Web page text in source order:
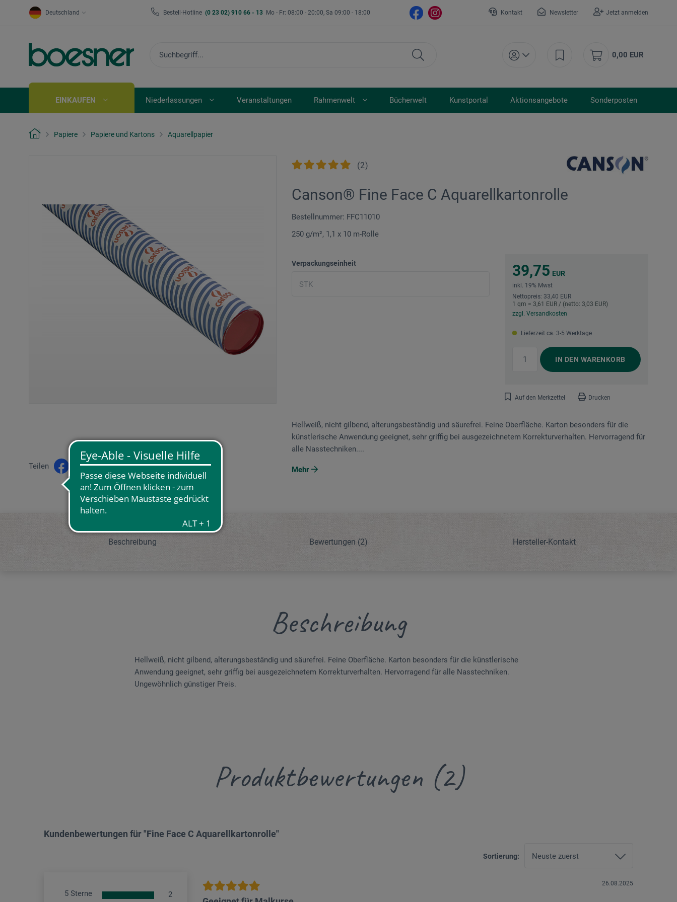
Deutschland Bestell-Hotline (0 23 02) 910 66 - 13 Mo - Fr: 08:00 - 20:00, Sa 09:00 - 18:00 Kontakt Newsletter Jetzt anmelden
0,00 EUR
EINKAUFEN Niederlassungen Veranstaltungen Rahmenwelt Bücherwelt Kunstportal Aktionsangebote Sonderposten
Papiere Papiere und Kartons Aquarellpapier
(2)
Canson® Fine Face C Aquarellkartonrolle
Bestellnummer: FFC11010
250 g/m², 1,1 x 10 m-Rolle
Verpackungseinheit 39,75 EUR
inkl. 19% Mwst
Nettopreis: 33,40 EUR
1 qm = 3,61 EUR / (netto: 3,03 EUR)
zzgl. Versandkosten
Lieferzeit ca. 3-5 Werktage
IN DEN WARENKORB
Auf den Merkzettel Drucken
Teilen
Hellweiß, nicht gilbend, alterungsbeständig und säurefrei. Feine Oberfläche. Karton besonders für die
künstlerische Anwendung geeignet, sehr griffig bei ausgezeichnetem Korrekturverhalten. Hervorragend für
alle Nasstechniken....
Mehr
Beschreibung Bewertungen (2) Hersteller-Kontakt
Beschreibung
Hellweiß, nicht gilbend, alterungsbeständig und säurefrei. Feine Oberfläche. Karton besonders für die künstlerische
Anwendung geeignet, sehr griffig bei ausgezeichnetem Korrekturverhalten. Hervorragend für alle Nasstechniken.
Ungewöhnlich günstiger Preis.
Produktbewertungen (2)
Kundenbewertungen für "Fine Face C Aquarellkartonrolle"
Sortierung:
5 Sterne
2
26.08.2025